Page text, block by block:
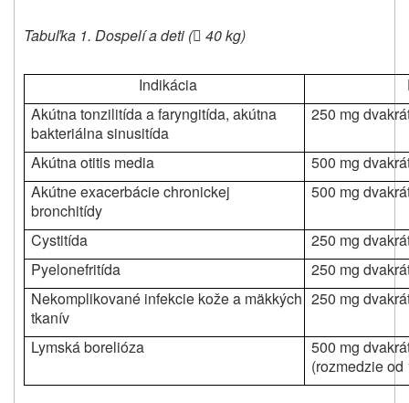
Tabuľka 1. Dospelí a deti ( 40 kg)
Indikácia
Akútna tonzilitída a faryngitída, akútna
bakteriálna sinusitída
250 mg
Akútna otitis media
500 mg
Akútne exacerbácie chronickej
bronchitídy
500 mg
Cystitída
250 mg
Pyelonefritída
250 mg
Nekomplikované infekcie kože a mäkkých
tkanív
250 mg
Lymská borelióza
500 mg
(rozmedzie